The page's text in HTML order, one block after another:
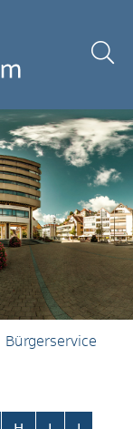
Bürgerservice